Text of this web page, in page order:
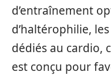
d’entraînement
d’haltérophilie,
dédiés au cardio,
est conçu pour